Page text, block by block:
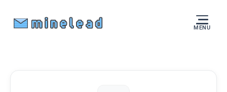
MENU